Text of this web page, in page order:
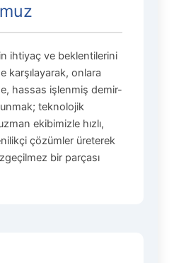
ihtiyaç ve beklentilerini
karşılayarak, onlara
hassas işlenmiş demir-
teknolojik
ekibimizle hızlı,
çözümler üreterek
bir parçası